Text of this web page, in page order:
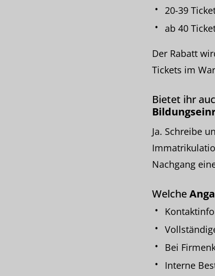
20-39
ab 40
Der Rabatt
Tickets im
Bietet ihr
Ja. Schreibe
Nachgang
Welche
Bei
Interne